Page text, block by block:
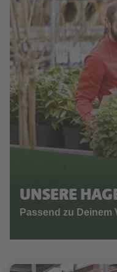
UNSERE
Passend zu Deinem